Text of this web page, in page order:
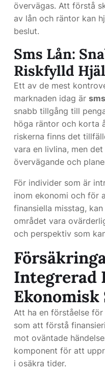
övervägas. Att förstå
av lån och räntor kan
beslut.
Sms Lån:
Riskfylld
Ett av de mest
marknaden idag är
snabb tillgång till
höga räntor och korta
riskerna finns det
vara en livlina, men
övervägande och
För individer som är
inom ekonomi och för
finansiella misstag,
området vara
och perspektiv som
Integrerad
Ekonomisk
Att ha en förståelse för
som att förstå
mot oväntade
komponent för att
i osäkra tider.